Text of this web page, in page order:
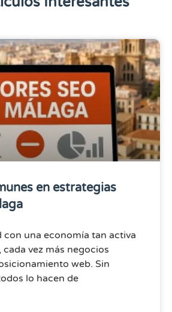
en estrategias
una economía tan activa
web. Sin
lo hacen de